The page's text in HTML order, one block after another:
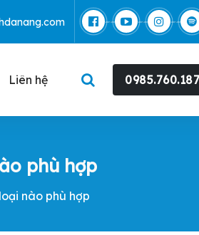
Liên hệ 0985.760.187
phù hợp
nào phù hợp